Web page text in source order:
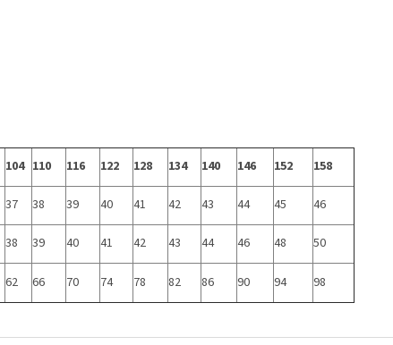
104 110 116 122 128 134 140 146 152 158
37 38 39 40 41 42 43 44 45 46
38 39 40 41 42 43 44 46 48 50
62 66 70 74 78 82 86 90 94 98